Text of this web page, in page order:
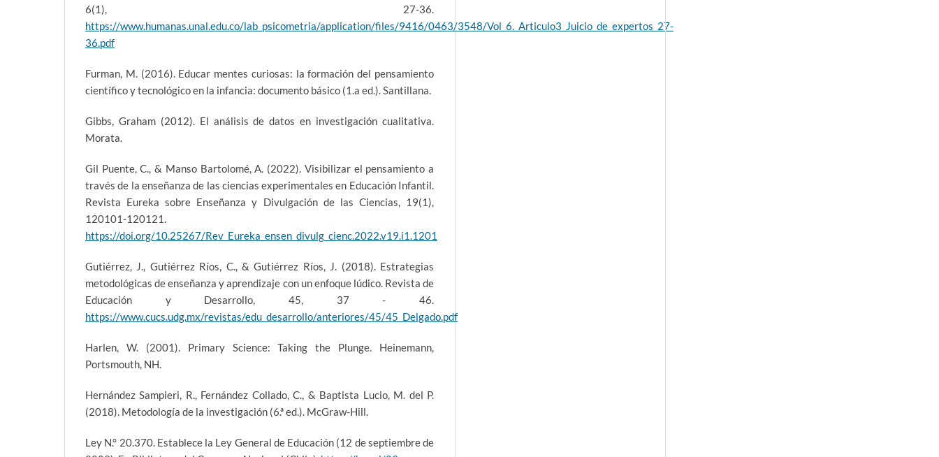
6(1), 27-36.
https://www.humanas.unal.edu.co/lab_psicometria/application/files/9416/0463/3548/Vol_6._Articulo3_Juicio_de_expertos_27-
36.pdf
Furman, M. (2016). Educar mentes curiosas: la formación del pensamiento
científico y tecnológico en la infancia: documento básico (1.a ed.). Santillana.
Gibbs, Graham (2012). El análisis de datos en investigación cualitativa.
Morata.
Gil Puente, C., & Manso Bartolomé, A. (2022). Visibilizar el pensamiento a
través de la enseñanza de las ciencias experimentales en Educación Infantil.
Revista Eureka sobre Enseñanza y Divulgación de las Ciencias, 19(1),
120101-120121.
https://doi.org/10.25267/Rev_Eureka_ensen_divulg_cienc.2022.v19.i1.1201
Gutiérrez, J., Gutiérrez Ríos, C., & Gutiérrez Ríos, J. (2018). Estrategias
metodológicas de enseñanza y aprendizaje con un enfoque lúdico. Revista de
Educación y Desarrollo, 45, 37 - 46.
https://www.cucs.udg.mx/revistas/edu_desarrollo/anteriores/45/45_Delgado.pdf
Harlen, W. (2001). Primary Science: Taking the Plunge. Heinemann,
Portsmouth, NH.
Hernández Sampieri, R., Fernández Collado, C., & Baptista Lucio, M. del P.
(2018). Metodología de la investigación (6.ª ed.). McGraw-Hill.
Ley N.° 20.370. Establece la Ley General de Educación (12 de septiembre de